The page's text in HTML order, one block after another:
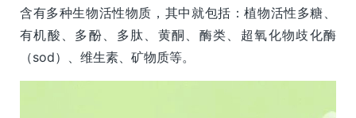
含有多种生物活性物质，其中就包括：植物活性多糖、
有机酸、多酚、多肽、黄酮、酶类、超氧化物歧化酶
（sod）、维生素、矿物质等。